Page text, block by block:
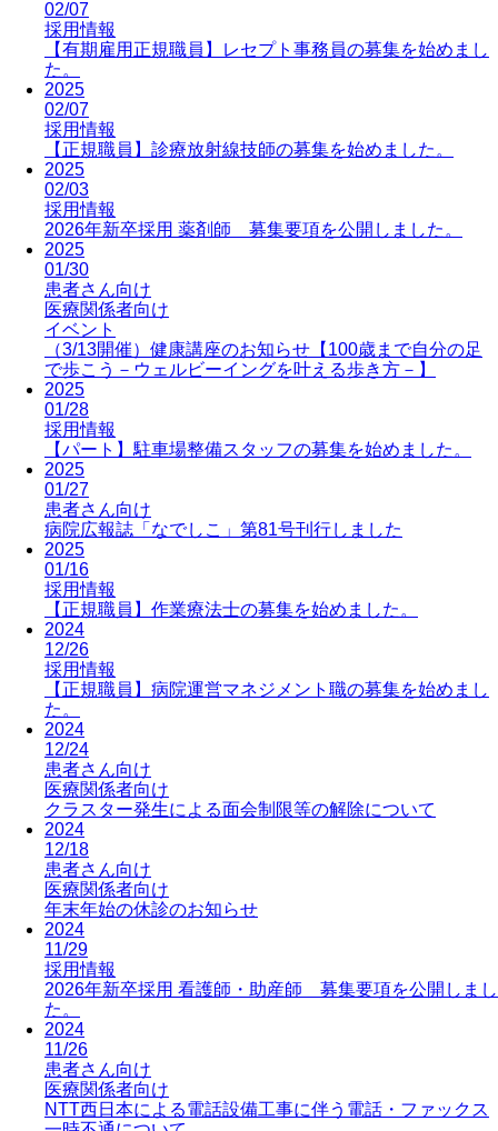
02/07
採用情報
【有期雇用正規職員】レセプト事務員の募集を始めまし
た。
2025
02/07
採用情報
【正規職員】診療放射線技師の募集を始めました。
2025
02/03
採用情報
2026年新卒採用 薬剤師 募集要項を公開しました。
2025
01/30
患者さん向け
医療関係者向け
イベント
（3/13開催）健康講座のお知らせ【100歳まで自分の足
で歩こう－ウェルビーイングを叶える歩き方－】
2025
01/28
採用情報
【パート】駐車場整備スタッフの募集を始めました。
2025
01/27
患者さん向け
病院広報誌「なでしこ」第81号刊行しました
2025
01/16
採用情報
【正規職員】作業療法士の募集を始めました。
2024
12/26
採用情報
【正規職員】病院運営マネジメント職の募集を始めまし
た。
2024
12/24
患者さん向け
医療関係者向け
クラスター発生による面会制限等の解除について
2024
12/18
患者さん向け
医療関係者向け
年末年始の休診のお知らせ
2024
11/29
採用情報
2026年新卒採用 看護師・助産師 募集要項を公開しまし
た。
2024
11/26
患者さん向け
医療関係者向け
NTT西日本による電話設備工事に伴う電話・ファックス